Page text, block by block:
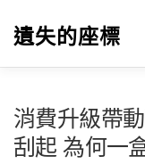
遺失的座標
消費升級帶
刮起 為何一